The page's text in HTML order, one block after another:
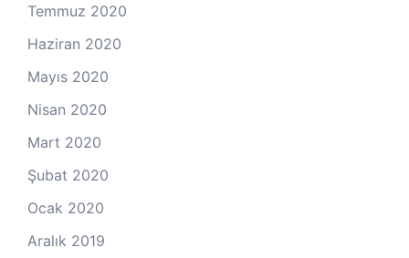
Temmuz 2020
Haziran 2020
Mayıs 2020
Nisan 2020
Mart 2020
Şubat 2020
Ocak 2020
Aralık 2019